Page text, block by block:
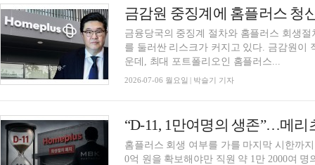
금융당국의 중징계 절차와 홈플러스 회생
를 둘러싼 리스크가 커지고 있다. 금감원이
운데, 최대 포트폴리오인 홈플러스...
2026-07-06 월요일 | 박슬기 기자
홈플러스 회생 여부를 가를 마지막 시한까
0억 원을 확보해야만 직원 약 1만 2000여